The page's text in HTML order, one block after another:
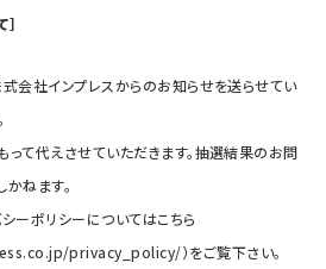
会社インプレスからのお知らせを送らせてい
て代えさせていただきます。抽選結果のお問
ねます。
ーポリシーについてはこちら
privacy_policy/）をご覧下さい。